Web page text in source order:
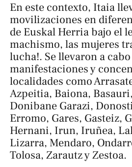
En este contexto, Itaia
movilizaciones en
de Euskal Herria bajo el
machismo, las mujeres
lucha!. Se llevaron a cabo
manifestaciones y
localidades como
Azpeitia, Baiona,
Donibane Garazi,
Erromo, Gares, Gasteiz,
Hernani, Irun, Iruñea,
Lizarra, Mendaro,
Tolosa, Zarautz y Zestoa.